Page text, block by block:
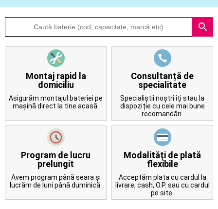
Despre
Contact
search
Montaj rapid la
domiciliu
Asigurăm montajul bateriei pe
mașină direct la tine acasă.
Consultanță de
specialitate
Specialiștii noștri îți stau la
dispoziție cu cele mai bune
recomandări.
Program de lucru
prelungit
Avem program până seara și
lucrăm de luni până duminică.
Modalități de plată
flexibile
Acceptăm plata cu cardul la
livrare, cash, O.P. sau cu cardul
pe site.